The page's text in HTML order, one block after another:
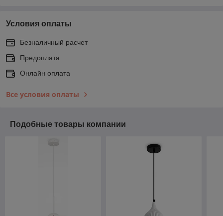
Условия оплаты
Безналичный расчет
Предоплата
Онлайн оплата
Все условия оплаты
Подобные товары компании